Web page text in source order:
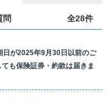
問 全28件
日が2025年9月30日以前のご
も保険証券・約款は届きま